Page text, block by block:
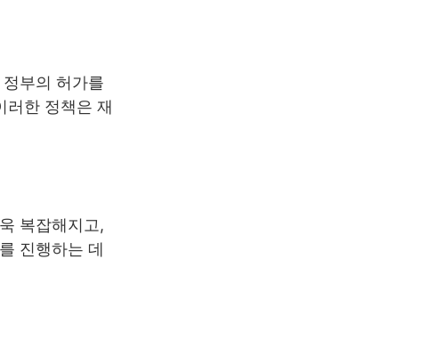
부의 허가를
러한 정책은 재
복잡해지고,
진행하는 데